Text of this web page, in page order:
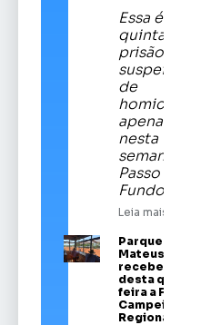
Essa é a
quinta
prisão de
suspeitos
de
homicídios
apenas
nesta
semana em
Passo
Fundo
Leia mais
Parque Vítor
Mateus Teixeira
recebe a partir
desta quinta-
feira a Festa
Campeira
Regional